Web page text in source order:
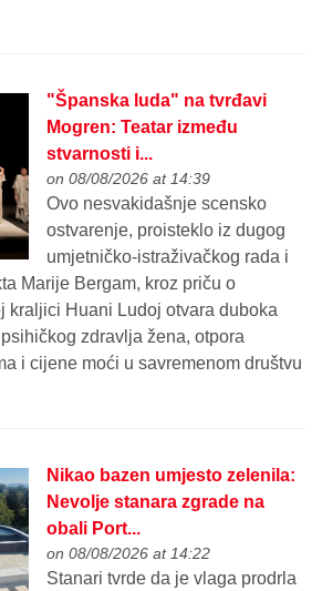
"Španska luda" na tvrđavi
Mogren: Teatar između
stvarnosti i...
on 08/08/2026 at 14:39
Ovo nesvakidašnje scensko
ostvarenje, proisteklo iz dugog
umjetničko-istraživačkog rada i
Marije Bergam, kroz priču o
kraljici Huani Ludoj otvara duboka
zdravlja žena, otpora
i cijene moći u savremenom društvu
Nikao bazen umjesto zelenila:
Nevolje stanara zgrade na
obali Port...
on 08/08/2026 at 14:22
Stanari tvrde da je vlaga prodrla